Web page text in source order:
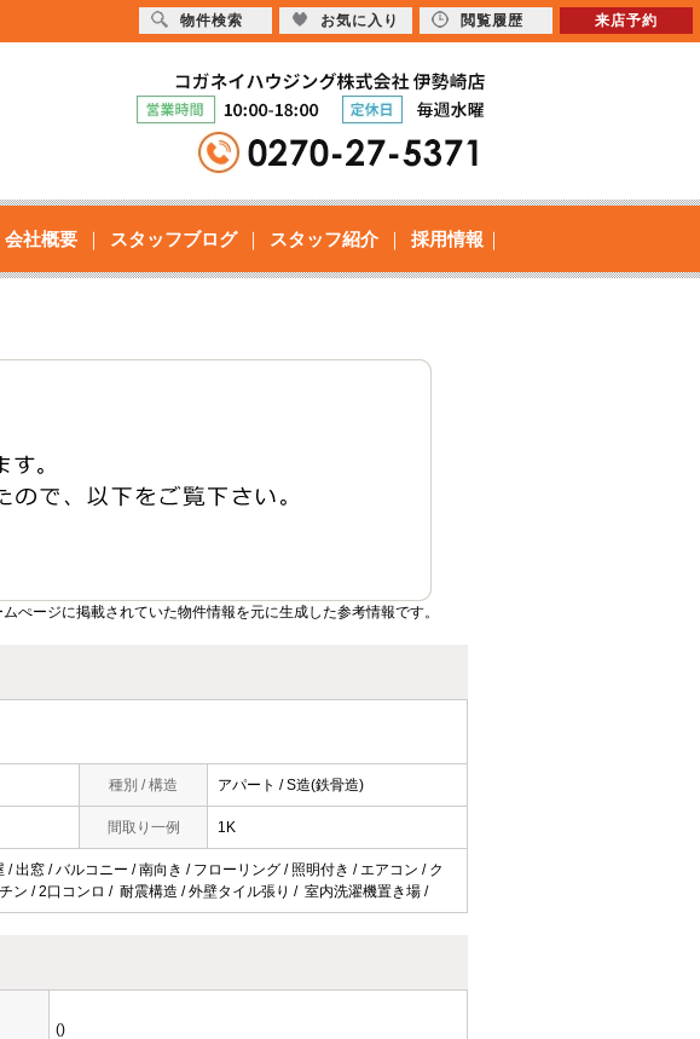
会社概要 スタッフブログ スタッフ紹介 採用情報
ージに掲載されていた物件情報を元に生成した参考情報です。
種別 / 構造 アパート / S造(鉄骨造)
間取り一例 1K
出窓 / バルコニー / 南向き / フローリング / 照明付き / エアコン / ク
ン / 2口コンロ / 耐震構造 / 外壁タイル張り / 室内洗濯機置き場 /
()
物件検索 お気に入り 閲覧履歴 来店予約